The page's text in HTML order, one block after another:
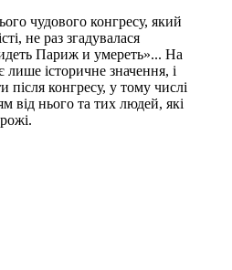
чудового конгресу, який
не раз згадувалася
Париж и умереть»... На
історичне значення, і
конгресу, у тому числі
від нього та тих людей, які